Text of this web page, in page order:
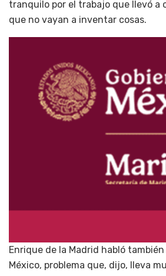
tranquilo por el trabajo que llevó a
que no vayan a inventar cosas.
Enrique de la Madrid habló
México, problema que, dijo, lleva